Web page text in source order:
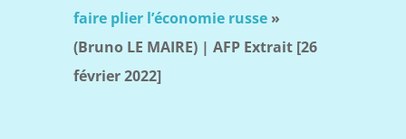
faire plier l’économie russe »
(Bruno LE MAIRE) | AFP Extrait [26
février 2022]